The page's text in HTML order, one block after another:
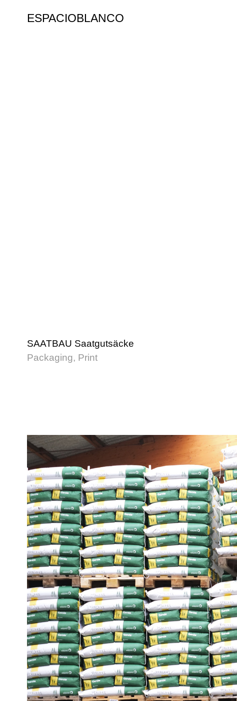
SAATBAU Saatgutsäcke
Packaging, Print